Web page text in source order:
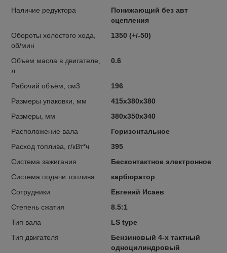
Наличие редуктора
Понижающий без авт
сцепления
Обороты холостого хода,
об/мин
1350 (+/-50)
Объем масла в двигателе,
л
0.6
Рабочий объём, см3
196
Размеры упаковки, мм
415х380х380
Размеры, мм
380х350х340
Расположение вала
Горизонтальное
Расход топлива, г/кВт*ч
395
Система зажигания
Бесконтактное электронное
Система подачи топлива
карбюратор
Сотрудники
Евгений Исаев
Степень сжатия
8.5:1
Тип вала
LS type
Тип двигателя
Бензиновый 4-х тактный
одноцилиндровый